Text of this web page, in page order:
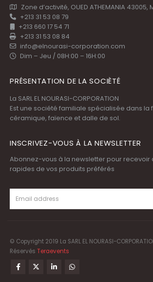
Zone d’activité, OUED ATHEMANIA 43005,
+213 31 53 08 79
+213 660 17 54 71
+213 31 53 08 84
info@elnourasi-corporation.com
Dim – Jeu / 08H:00 – 16H:00
PRÉSENTATION DE LA SOCIÈTÉ
La SARL EL NOURASI-CORPORATION
Est une société familiale spécialisée dans la
céramique, faïence et dalle de sol.
INSCRIVEZ-VOUS À LA NEWSLETTER
Abonnez-vous à la newsletter pour recevoir
rapides de vos produits préférés
© Copyright 2019 La SARL EL NOURASI-
Réservés Teraevents